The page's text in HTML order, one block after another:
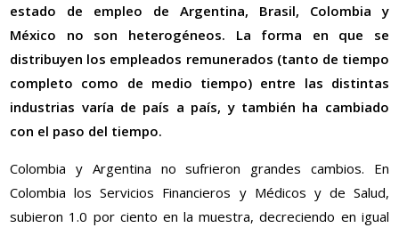
estado de empleo de Argentina, Brasil, Colombia y
México no son heterogéneos. La forma en que se
distribuyen los empleados remunerados (tanto de tiempo
completo como de medio tiempo) entre las distintas
industrias varía de país a país, y también ha cambiado
con el paso del tiempo.
Colombia y Argentina no sufrieron grandes cambios. En
Colombia los Servicios Financieros y Médicos y de Salud,
subieron 1.0 por ciento en la muestra, decreciendo en igual